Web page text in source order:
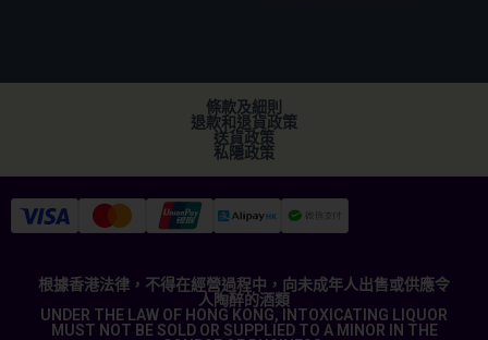
條款及細則
退款和退貨政策
送貨政策
私隱政策
根據香港法律，不得在經營過程中，向未成年人出售或供應令
人陶醉的酒類
UNDER THE LAW OF HONG KONG, INTOXICATING LIQUOR
MUST NOT BE SOLD OR SUPPLIED TO A MINOR IN THE